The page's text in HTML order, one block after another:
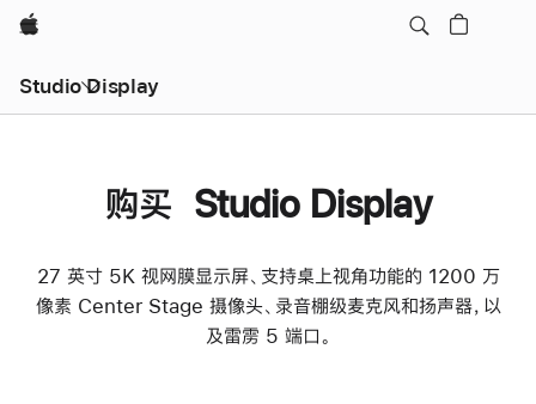
Apple
Studio Display
购买 Studio Display
27 英寸 5K 视网膜显示屏、支持桌上视角功能的 1200 万
像素 Center Stage 摄像头、录音棚级麦克风和扬声器，以
及雷雳 5 端口。